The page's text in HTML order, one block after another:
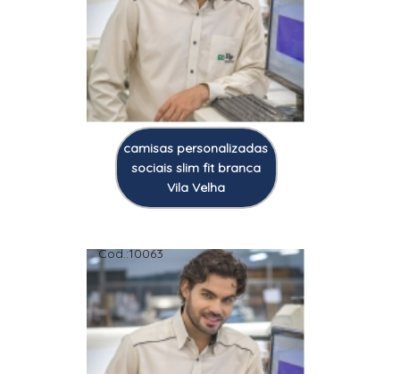
camisas personalizadas
sociais slim fit branca
Vila Velha
Cod.:10063